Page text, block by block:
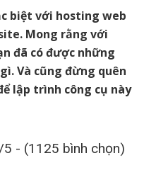
biệt với hosting web
Mong rằng với
đã có được những
Và cũng đừng quên
lập trình công cụ này
5 - (1125 bình chọn)